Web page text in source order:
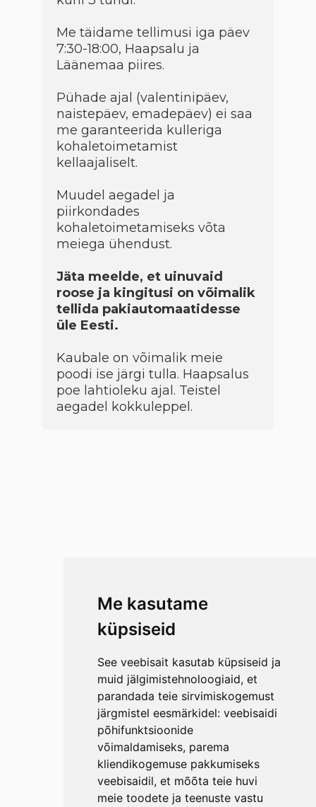
Me kasutame
küpsiseid
See veebisait kasutab küpsiseid ja
muid jälgimistehnoloogiaid, et
parandada teie sirvimiskogemust
järgmistel eesmärkidel: veebisaidi
põhifunktsioonide
võimaldamiseks, parema
kliendikogemuse pakkumiseks
veebisaidil, et mõõta teie huvi
meie toodete ja teenuste vastu
Me täidame tellimusi iga päev
7:30-18:00, Haapsalu ja
Läänemaa piires.
Pühade ajal (valentinipäev,
naistepäev, emadepäev) ei saa
me garanteerida kulleriga
kohaletoimetamist
kellaajaliselt.
Muudel aegadel ja
piirkondades
kohaletoimetamiseks võta
meiega ühendust.
Jäta meelde, et uinuvaid
roose ja kingitusi on võimalik
tellida pakiautomaatidesse
üle Eesti.
Kaubale on võimalik meie
poodi ise järgi tulla. Haapsalus
poe lahtioleku ajal. Teistel
aegadel kokkuleppel.